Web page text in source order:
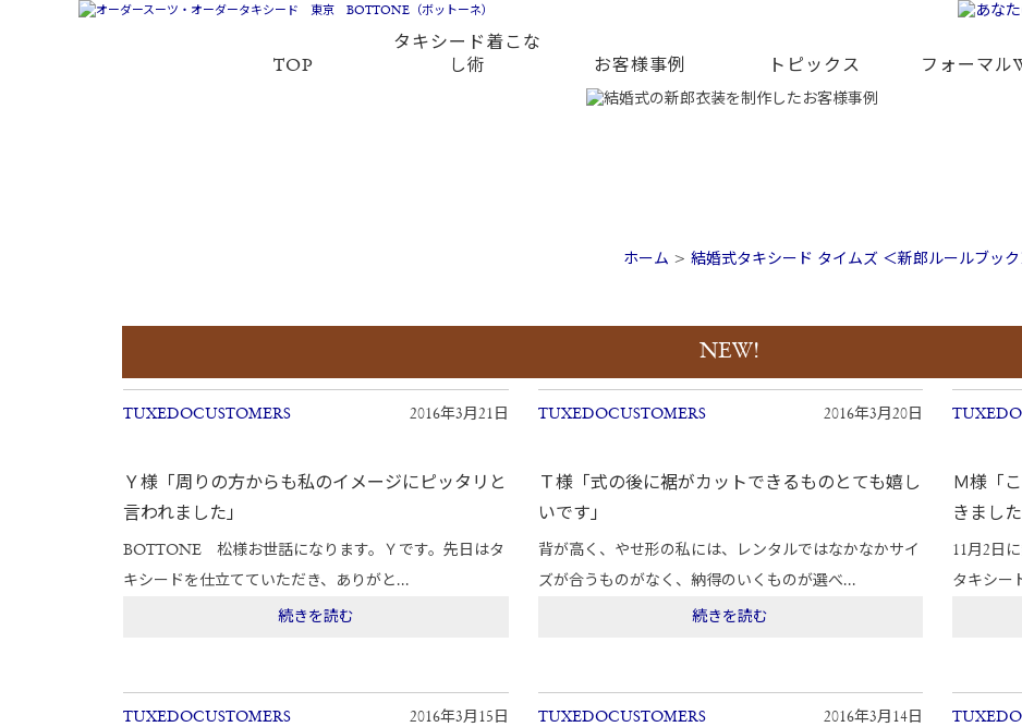
TOP
タキシード着こな
し術
お客様事例 トピックス フォーマル
ホーム > 結婚式タキシード タイムズ ＜新郎ルールブック
NEW!
TUXEDOCUSTOMERS 2016年3月21日
Ｙ様「周りの方からも私のイメージにピッタリと
言われました」
BOTTONE 松様お世話になります。Ｙです。先日はタ
キシードを仕立てていただき、ありがと...
続きを読む
TUXEDOCUSTOMERS 2016年3月20日
Ｔ様「式の後に裾がカットできるものとても嬉し
いです」
背が高く、やせ形の私には、レンタルではなかなかサイ
ズが合うものがなく、納得のいくものが選べ...
続きを読む
Ｍ様「
きました
11月2日
タキシー
TUXEDOCUSTOMERS 2016年3月15日 TUXEDOCUSTOMERS 2016年3月14日